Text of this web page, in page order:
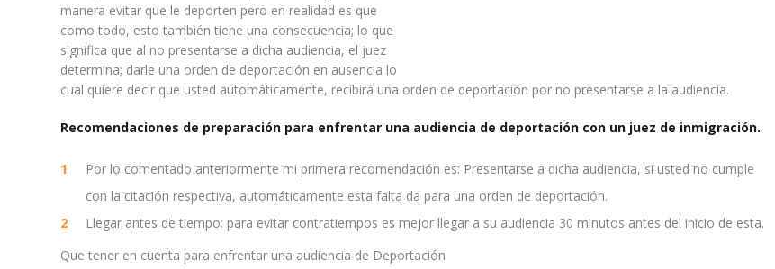
manera evitar que le deporten pero en realidad es que
como todo, esto también tiene una consecuencia; lo que
significa que al no presentarse a dicha audiencia, el juez
determina; darle una orden de deportación en ausencia lo
cual quiere decir que usted automáticamente, recibirá una orden de deportación por no presentarse a la audiencia.
Recomendaciones de preparación para enfrentar una ‪audiencia de deportación con un juez de ‪inmigración.
Por lo comentado anteriormente mi primera recomendación es: Presentarse a dicha audiencia, si usted no cumple
con la citación respectiva, automáticamente esta falta da para una ‪orden de deportación.
Llegar antes de tiempo: para evitar contratiempos es mejor llegar a su audiencia 30 minutos antes del inicio de esta.
Que tener en cuenta para enfrentar una audiencia de Deportación